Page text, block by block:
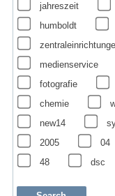
jahreszeit
humboldt
medienservice
fotografie
chemie
new14
2005
04
48
dsc